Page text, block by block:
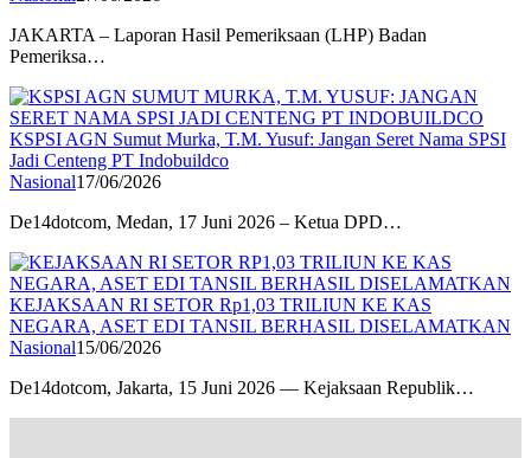
JAKARTA – Laporan Hasil Pemeriksaan (LHP) Badan
Pemeriksa…
KSPSI AGN Sumut Murka, T.M. Yusuf: Jangan Seret Nama SPSI
Jadi Centeng PT Indobuildco
Nasional17/06/2026
De14dotcom, Medan, 17 Juni 2026 – Ketua DPD…
KEJAKSAAN RI SETOR Rp1,03 TRILIUN KE KAS
NEGARA, ASET EDI TANSIL BERHASIL DISELAMATKAN
Nasional15/06/2026
De14dotcom, Jakarta, 15 Juni 2026 — Kejaksaan Republik…